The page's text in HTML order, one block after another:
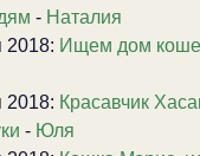
- Наталия
2018: Ищем дом
2018: Красавчик
- Юля